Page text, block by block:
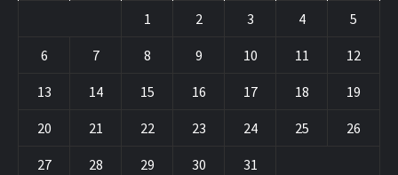
1 2 3 4 5
6 7 8 9 10 11 12
13 14 15 16 17 18 19
20 21 22 23 24 25 26
27 28 29 30 31